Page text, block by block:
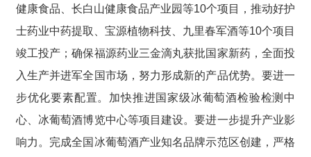
健康食品、长白山健康食品产业园等10个项目，推动好护
士药业中药提取、宝源植物科技、九里春军酒等10个项目
竣工投产；确保福源药业三金滴丸获批国家新药，全面投
入生产并进军全国市场，努力形成新的产品优势。要进一
步优化要素配置。加快推进国家级冰葡萄酒检验检测中
心、冰葡萄酒博览中心等项目建设。要进一步提升产业影
响力。完成全国冰葡萄酒产业知名品牌示范区创建，严格